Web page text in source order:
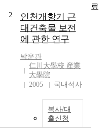
2
인천개항기 근
대건축물 보전
에 관한 연구
박운관
仁川大學校 産業
大學院
2005
국내석사
복사/대
출신청
료